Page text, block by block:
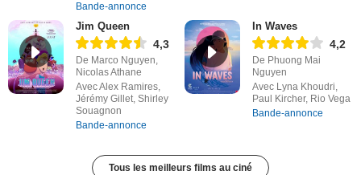
Bande-annonce
Jim Queen
4,3
De Marco Nguyen,
Nicolas Athane
Avec Alex Ramires,
Jérémy Gillet, Shirley
Souagnon
Bande-annonce
In Waves
4,2
De Phuong Mai
Nguyen
Avec Lyna Khoudri,
Paul Kircher, Rio Vega
Bande-annonce
Tous les meilleurs films au ciné